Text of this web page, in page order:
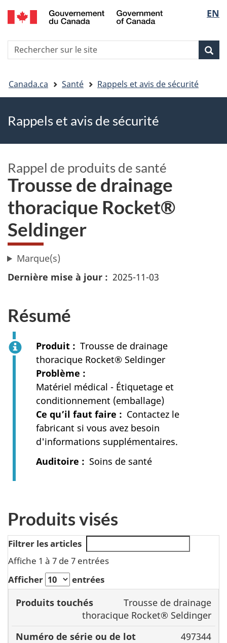
Skip
to
Skip
to
Passer
à
HTML
de
la
EN
Recherche
Vous
êtes
ici
Canada.ca Santé Rappels et avis de sécurité
Rappels et avis de sécurité
Rappel de produits de santé
Trousse de drainage
thoracique Rocket®
Seldinger
Marque(s)
Dernière mise à jour
2025-11-03
Résumé
Produit
Trousse de drainage
thoracique Rocket® Seldinger
Problème
Matériel médical - Étiquetage et
conditionnement (emballage)
Ce qu’il faut faire
Contactez le
fabricant si vous avez besoin
d'informations supplémentaires.
Auditoire
Soins de santé
Produits visés
Filtrer les articles
Affiche 1 à 7 de 7 entrées
Afficher
entrées
Produits
Numéro
de série
Numéro
de
modèle
ou de
Trousse de drainage
thoracique Rocket® Seldinger
497344